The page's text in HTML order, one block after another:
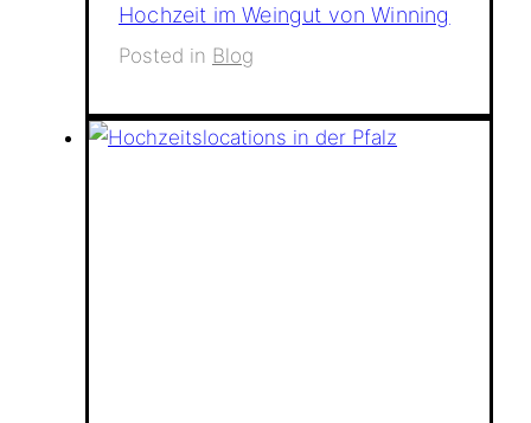
Hochzeit im Weingut von Winning
Posted in Blog